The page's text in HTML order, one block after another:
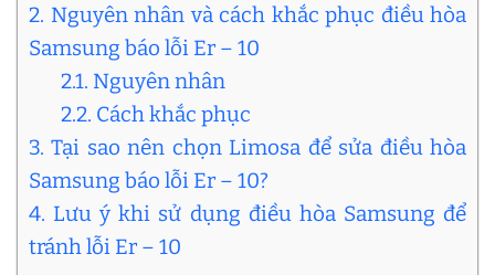
2. Nguyên nhân và cách khắc phục điều hòa
Samsung báo lỗi Er – 10
2.1. Nguyên nhân
2.2. Cách khắc phục
3. Tại sao nên chọn Limosa để sửa điều hòa
Samsung báo lỗi Er – 10?
4. Lưu ý khi sử dụng điều hòa Samsung để
tránh lỗi Er – 10